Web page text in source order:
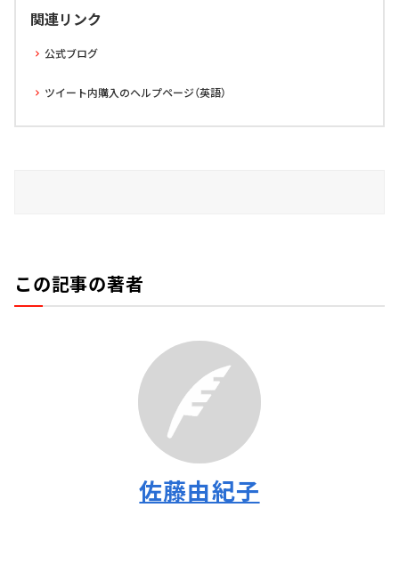
関連リンク
公式ブログ
ツイート内購入のヘルプページ（英語）
この記事の著者
佐藤由紀子